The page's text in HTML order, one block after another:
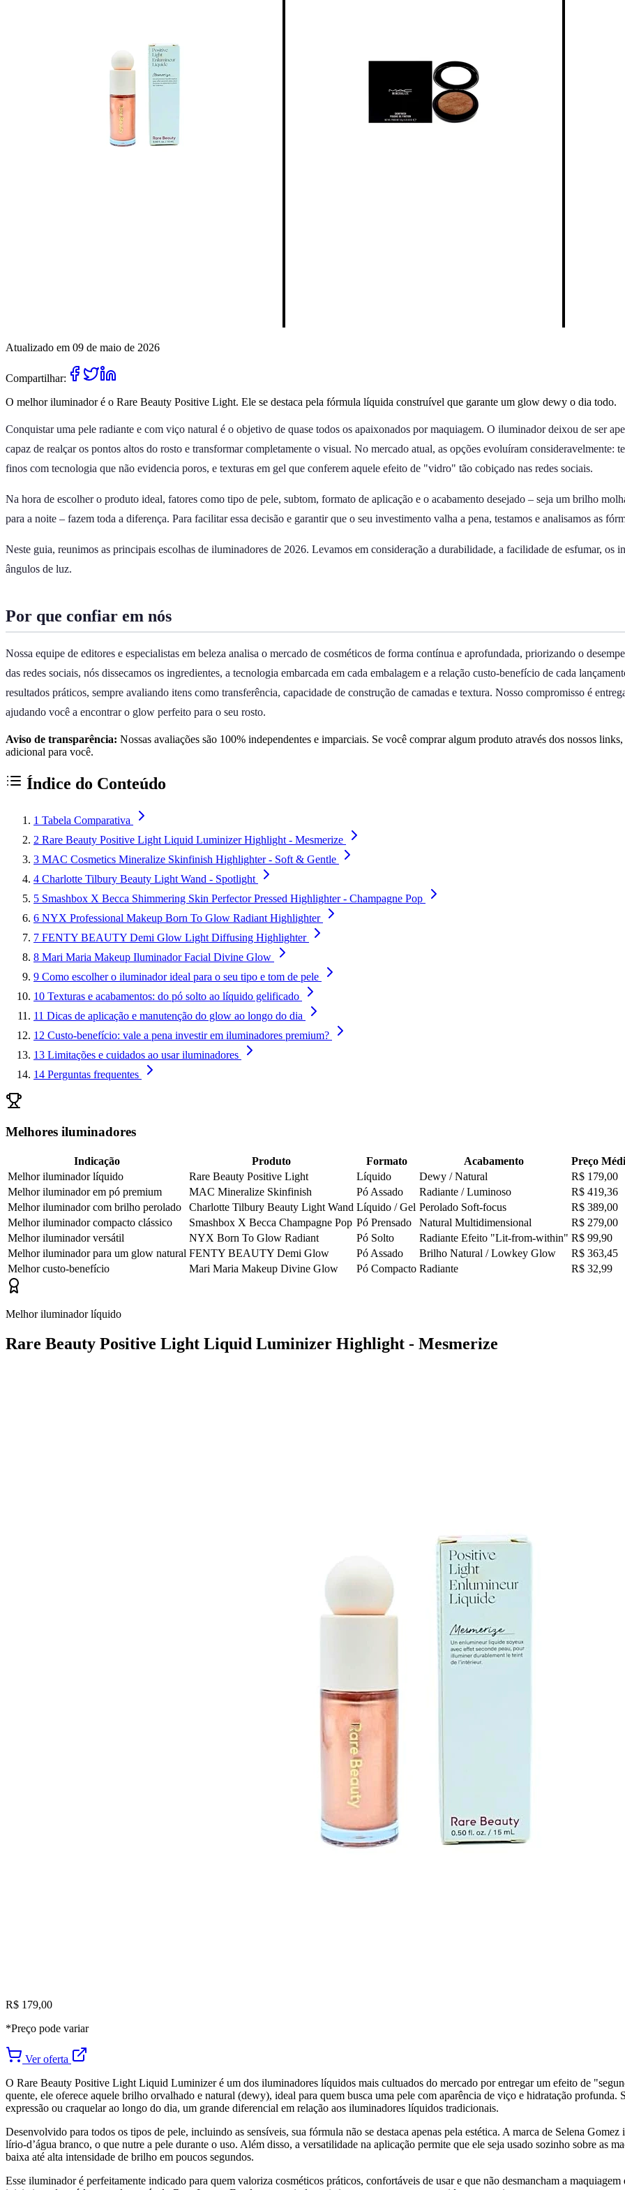
Atualizado em 09 de maio de 2026
Compartilhar:
O melhor iluminador é o Rare Beauty Positive Light. Ele se destaca pela fórmula líquida construível que garante um glow dewy o dia todo.
Conquistar uma pele radiante e com viço natural é o objetivo de quase todos os apaixonados por maquiagem. O iluminador deixou de ser
capaz de realçar os pontos altos do rosto e transformar completamente o visual. No mercado atual, as opções evoluíram consideravelmente:
finos com tecnologia que não evidencia poros, e texturas em gel que conferem aquele efeito de "vidro" tão cobiçado nas redes sociais.
Na hora de escolher o produto ideal, fatores como tipo de pele, subtom, formato de aplicação e o acabamento desejado – seja um brilho
para a noite – fazem toda a diferença. Para facilitar essa decisão e garantir que o seu investimento valha a pena, testamos e analisamos as
Neste guia, reunimos as principais escolhas de iluminadores de 2026. Levamos em consideração a durabilidade, a facilidade de esfumar, os
ângulos de luz.
Por que confiar em nós
Nossa equipe de editores e especialistas em beleza analisa o mercado de cosméticos de forma contínua e aprofundada, priorizando o
das redes sociais, nós dissecamos os ingredientes, a tecnologia embarcada em cada embalagem e a relação custo-benefício de cada
resultados práticos, sempre avaliando itens como transferência, capacidade de construção de camadas e textura. Nosso compromisso é
ajudando você a encontrar o glow perfeito para o seu rosto.
Aviso de transparência: Nossas avaliações são 100% independentes e imparciais. Se você comprar algum produto através dos nossos
adicional para você.
Índice do Conteúdo
1 Tabela Comparativa
2 Rare Beauty Positive Light Liquid Luminizer Highlight - Mesmerize
3 MAC Cosmetics Mineralize Skinfinish Highlighter - Soft & Gentle
4 Charlotte Tilbury Beauty Light Wand - Spotlight
5 Smashbox X Becca Shimmering Skin Perfector Pressed Highlighter - Champagne Pop
6 NYX Professional Makeup Born To Glow Radiant Highlighter
7 FENTY BEAUTY Demi Glow Light Diffusing Highlighter
8 Mari Maria Makeup Iluminador Facial Divine Glow
9 Como escolher o iluminador ideal para o seu tipo e tom de pele
10 Texturas e acabamentos: do pó solto ao líquido gelificado
11 Dicas de aplicação e manutenção do glow ao longo do dia
12 Custo-benefício: vale a pena investir em iluminadores premium?
13 Limitações e cuidados ao usar iluminadores
14 Perguntas frequentes
Melhores iluminadores
Indicação Produto Formato Acabamento
Preço
Melhor iluminador líquido
Rare Beauty Positive Light Líquido Dewy / Natural
R$ 179,00
Melhor iluminador em pó premium
MAC Mineralize Skinfinish Pó Assado Radiante / Luminoso
R$ 419,36
Melhor iluminador com brilho perolado
Charlotte Tilbury Beauty Light Wand Líquido / Gel Perolado Soft-focus
R$ 389,00
Melhor iluminador compacto clássico
Smashbox X Becca Champagne Pop Pó Prensado Natural Multidimensional
R$ 279,00
Melhor iluminador versátil
NYX Born To Glow Radiant Pó Solto Radiante Efeito "Lit-from-within" R$ 99,90
Melhor iluminador para um glow natural FENTY BEAUTY Demi Glow Pó Assado Brilho Natural / Lowkey Glow
R$ 363,45
Melhor custo-benefício
Mari Maria Makeup Divine Glow Pó Compacto Radiante R$ 32,99
Melhor iluminador líquido
Rare Beauty Positive Light Liquid Luminizer Highlight - Mesmerize
R$ 179,00
*Preço pode variar
Ver oferta
O Rare Beauty Positive Light Liquid Luminizer é um dos iluminadores líquidos mais cultuados do mercado por entregar um efeito de
quente, ele oferece aquele brilho orvalhado e natural (dewy), ideal para quem busca uma pele com aparência de viço e hidratação profunda.
expressão ou craquelar ao longo do dia, um grande diferencial em relação aos iluminadores líquidos tradicionais.
Desenvolvido para todos os tipos de pele, incluindo as sensíveis, sua fórmula não se destaca apenas pela estética. A marca de Selena
lírio-d’água branco, o que nutre a pele durante o uso. Além disso, a versatilidade na aplicação permite que ele seja usado sozinho sobre as
baixa até alta intensidade de brilho em poucos segundos.
Esse iluminador é perfeitamente indicado para quem valoriza cosméticos práticos, confortáveis de usar e que não desmancham a